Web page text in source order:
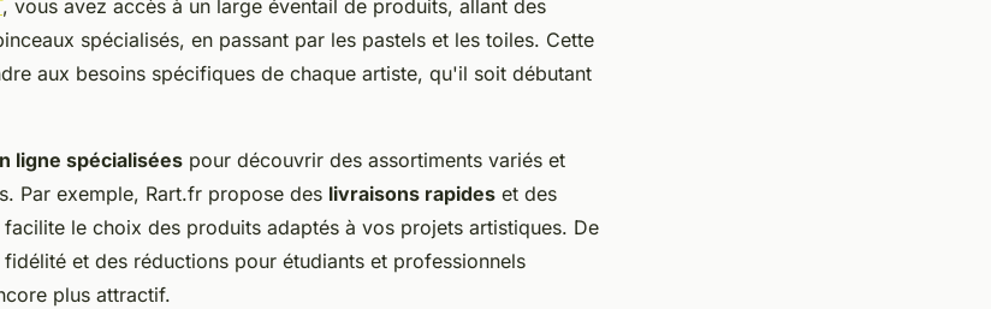
, vous avez accès à un large éventail de produits, allant des
spécialisés, en passant par les pastels et les toiles. Cette
aux besoins spécifiques de chaque artiste, qu'il soit débutant
ligne spécialisées pour découvrir des assortiments variés et
Par exemple, Rart.fr propose des livraisons rapides et des
le choix des produits adaptés à vos projets artistiques. De
et des réductions pour étudiants et professionnels
plus attractif.